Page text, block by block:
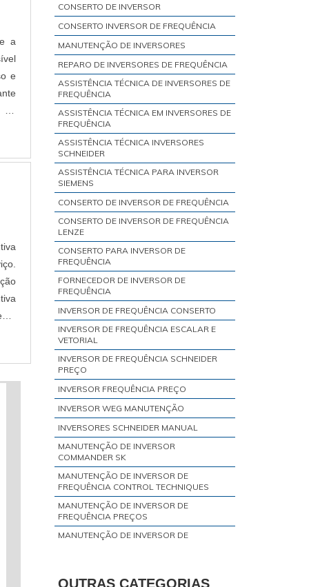
a
e
CONSERTO DE INVERSOR
CONSERTO INVERSOR DE FREQUÊNCIA
MANUTENÇÃO DE INVERSORES
REPARO DE INVERSORES DE FREQUÊNCIA
ASSISTÊNCIA TÉCNICA DE INVERSORES DE
FREQUÊNCIA
ASSISTÊNCIA TÉCNICA EM INVERSORES DE
FREQUÊNCIA
ASSISTÊNCIA TÉCNICA INVERSORES
SCHNEIDER
ASSISTÊNCIA TÉCNICA PARA INVERSOR
SIEMENS
CONSERTO DE INVERSOR DE FREQUÊNCIA
CONSERTO DE INVERSOR DE FREQUÊNCIA
LENZE
CONSERTO PARA INVERSOR DE
FREQUÊNCIA
FORNECEDOR DE INVERSOR DE
FREQUÊNCIA
INVERSOR DE FREQUÊNCIA CONSERTO
INVERSOR DE FREQUÊNCIA ESCALAR E
VETORIAL
INVERSOR DE FREQUÊNCIA SCHNEIDER
PREÇO
INVERSOR FREQUÊNCIA PREÇO
INVERSOR WEG MANUTENÇÃO
INVERSORES SCHNEIDER MANUAL
MANUTENÇÃO DE INVERSOR
COMMANDER SK
MANUTENÇÃO DE INVERSOR DE
FREQUÊNCIA CONTROL TECHNIQUES
MANUTENÇÃO DE INVERSOR DE
FREQUÊNCIA PREÇOS
MANUTENÇÃO DE INVERSOR DE
OUTRAS CATEGORIAS